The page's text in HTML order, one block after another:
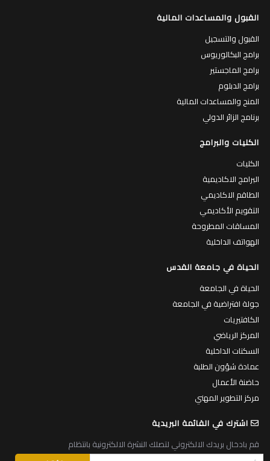
القبول والمساعدات المالية
القبول والتسجيل
برامج البكالوريوس
برامج الماجستير
برامج الدبلوم
المنح والمساعدات المالية
برنامج الزائر الدولي
الكليات والبرامج
الكليات
البرامج الاكاديمية
الطاقم الاكاديمي
التقويم الأكاديمي
المساقات المطروحة
الهواتف الداخلية
الحياة في جامعة القدس
الحياة في الجامعة
جولة افتراضية في الجامعة
الكافتيريات
المركز الرياضي
السكنات الداخلية
عمادة شؤون الطلبة
حاضنة الأعمال
مركز التطوير المهني
اشترك في القائمة البريدية
قم بادخال بريدك الالكتروني لتصلك النشرة الالكترونية بانتظام